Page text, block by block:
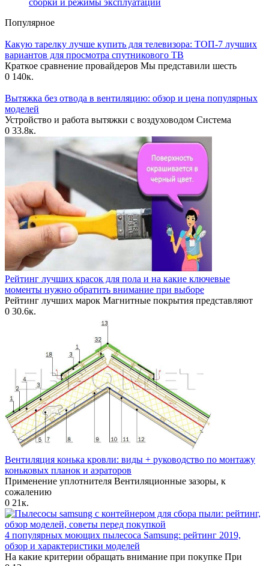
Популярное
Какую тарелку лучше купить для телевизора: ТОП-7 лучших
вариантов для просмотра спутникового ТВ
Краткое сравнение провайдеров Мы представили шесть
0 140к.
Вытяжка без отвода в вентиляцию: обзор и цена популярных
моделей
Устройство и работа вытяжки с воздуховодом Система
0 33.8к.
Рейтинг лучших красок для пола и на какие ключевые
моменты нужно обратить внимание при выборе
Рейтинг лучших марок Магнитные покрытия представляют
0 30.6к.
Вентиляция конька кровли: виды + руководство по монтажу
коньковых планок и аэраторов
Применение уплотнителя Вентиляционные зазоры, к
сожалению
0 21к.
4 популярных моющих пылесоса Samsung: рейтинг 2019,
обзор и характеристики моделей
На какие критерии обращать внимание при покупке При